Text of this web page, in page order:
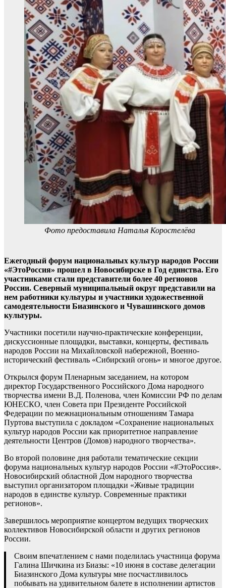
Фото предоставила Наталья Коростелёва
Ежегодный форум национальных культур народов России
«#ЭтоРоссия» прошел в Новосибирске в Год единства. Его
участниками стали представители более 40 регионов
России. Северный муниципальный округ представили на
нем работники культуры и участники художественной
самодеятельности Биазинского и Чувашинского домов
культуры.
Участники посетили научно-практические конференции,
дискуссионные площадки, выставки, концерты, фестиваль
народов России на Михайловской набережной, Военно-
исторический фестиваль «Сибирский огонь» и многое другое.
Открылся форум Пленарным заседанием, на котором
директор Государственного Российского Дома народного
творчества имени В.Д. Поленова, член Комиссии РФ по делам
ЮНЕСКО, член Совета при Президенте Российской
Федерации по межнациональным отношениям Тамара
Пуртова выступила с докладом «Сохранение национальных
культур народов России как приоритетное направление
деятельности Центров (Домов) народного творчества».
Во второй половине дня работали тематические секции
форума национальных культур народов России «#ЭтоРоссия».
Новосибирский областной Дом народного творчества
выступил организатором площадки «Живые традиции
народов в единстве культур. Современные практики
регионов».
Завершилось мероприятие концертом ведущих творческих
коллективов Новосибирской области и других регионов
России.
Своим впечатлением с нами поделилась участница форума
Галина Шичкина из Биазы: «10 июня в составе делегации
Биазинского Дома культуры мне посчастливилось
побывать на удивительном балете в исполнении артистов